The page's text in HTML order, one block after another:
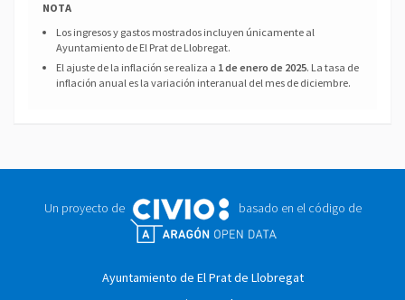
NOTA
Los ingresos y gastos mostrados incluyen únicamente al
Ayuntamiento de El Prat de Llobregat.
El ajuste de la inflación se realiza a 1 de enero de 2025. La tasa de
inflación anual es la variación interanual del mes de diciembre.
Un proyecto de basado en el código de
Ayuntamiento de El Prat de Llobregat